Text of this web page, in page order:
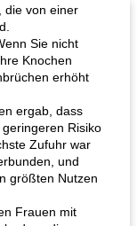
die von einer
Sie nicht
Knochen
erhöht
ergab, dass
Risiko
Zufuhr war
und
größten Nutzen
Frauen mit